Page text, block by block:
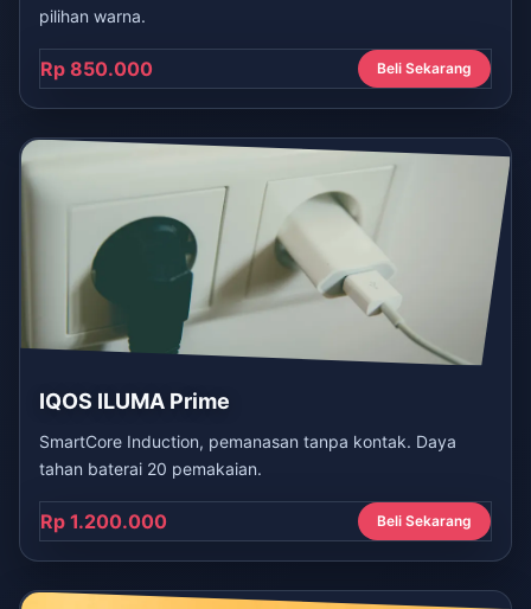
pilihan warna.
Rp 850.000 Beli Sekarang
IQOS ILUMA Prime
SmartCore Induction, pemanasan tanpa kontak. Daya
tahan baterai 20 pemakaian.
Rp 1.200.000 Beli Sekarang